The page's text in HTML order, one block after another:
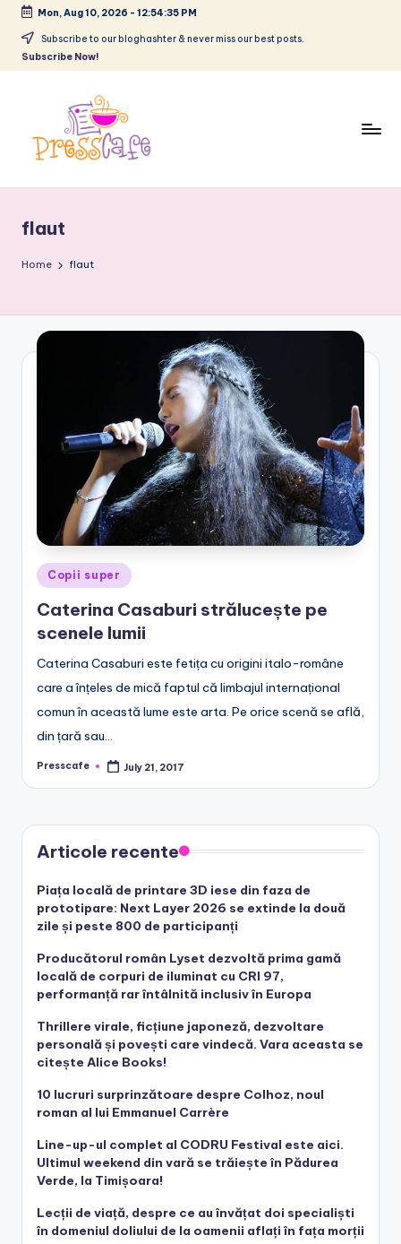
Skip
Mon, Aug 10, 2026 - 12:54:36 PM
Subscribe to our bloghashter & never miss our best posts.
Subscribe Now!
e
s
c
a
urbane
flaut
Home flaut
Posted
Copii super
Caterina Casaburi strălucește pe
scenele lumii
Caterina Casaburi este fetița cu origini italo-române
care a înțeles de mică faptul că limbajul internațional
comun în această lume este arta. Pe orice scenă se află,
din țară sau…
Posted
Presscafe July 21, 2017
Articole recente
Piața locală de printare 3D iese din faza de
prototipare: Next Layer 2026 se extinde la două
zile și peste 800 de participanți
Producătorul român Lyset dezvoltă prima gamă
locală de corpuri de iluminat cu CRI 97,
performanță rar întâlnită inclusiv în Europa
Thrillere virale, ficțiune japoneză, dezvoltare
personală și povești care vindecă. Vara aceasta se
citește Alice Books!
10 lucruri surprinzătoare despre Colhoz, noul
roman al lui Emmanuel Carrère
Line-up-ul complet al CODRU Festival este aici.
Ultimul weekend din vară se trăiește în Pădurea
Verde, la Timișoara!
Lecții de viață, despre ce au învățat doi specialiști
în domeniul doliului de la oamenii aflați în fața morții